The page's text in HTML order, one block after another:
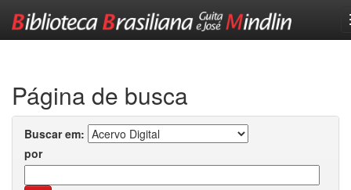
Página de busca
Buscar em:
por